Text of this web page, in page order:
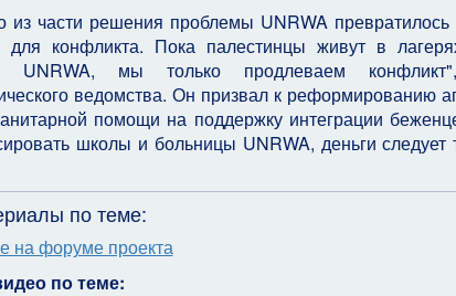
из части решения проблемы UNRWA
для конфликта. Пока палестинцы живут в
UNRWA, мы только продлеваем
ведомства. Он призвал к реформированию
помощи на поддержку интеграции
школы и больницы UNRWA, деньги
по теме:
на форуме проекта
по теме: